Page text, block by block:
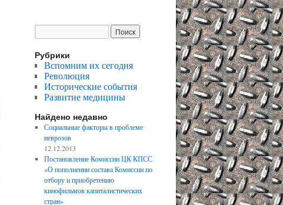
Рубрики
Вспомним их сегодня
Революция
Исторические события
Развитие медицины
Найдено недавно
Социальные факторы в проблеме
неврозов
12.12.2013
Постановление Комиссии ЦК КПСС
«О пополнении состава Комиссии по
отбору и приобретению
кинофильмов капиталистических
стран»